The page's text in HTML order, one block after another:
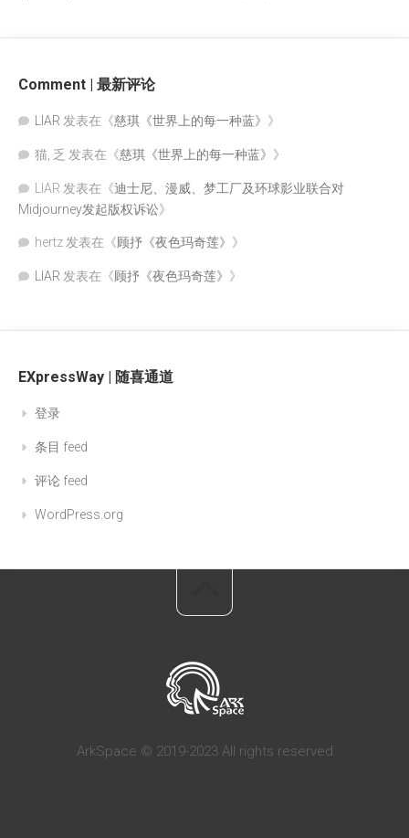
Comment | 最新评论
LIAR 发表在《慈琪《世界上的每一种蓝》 》
猫, 乏 发表在《慈琪《世界上的每一种蓝》 》
LIAR 发表在《迪士尼、漫威、梦工厂及环球影业联合对
Midjourney发起版权诉讼》
hertz 发表在《顾抒《夜色玛奇莲》 》
LIAR 发表在《顾抒《夜色玛奇莲》 》
EXpressWay | 随喜通道
登录
条目 feed
评论 feed
WordPress.org
ArkSpace © 2019-2023 All rights reserved